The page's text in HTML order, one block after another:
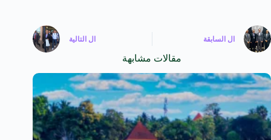
ال السابقة ال التالية
مقالات مشابهة